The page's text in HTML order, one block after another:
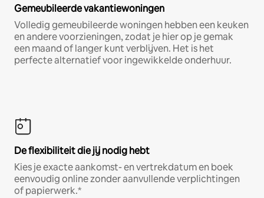
Gemeubileerde vakantiewoningen
Volledig gemeubileerde woningen hebben een keuken
en andere voorzieningen, zodat je hier op je gemak
een maand of langer kunt verblijven. Het is het
perfecte alternatief voor ingewikkelde onderhuur.
De flexibiliteit die jij nodig hebt
Kies je exacte aankomst- en vertrekdatum en boek
eenvoudig online zonder aanvullende verplichtingen
of papierwerk.*